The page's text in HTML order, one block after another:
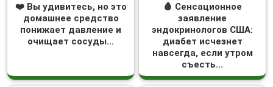
❤️ Вы удивитесь, но это
домашнее средство
понижает давление и
очищает сосуды...
🩸 Сенсационное
заявление
эндокринологов США:
диабет исчезнет
навсегда, если утром
съесть...